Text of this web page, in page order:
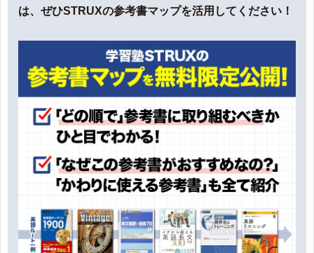
は、ぜひSTRUXの参考書マップを活用してください！